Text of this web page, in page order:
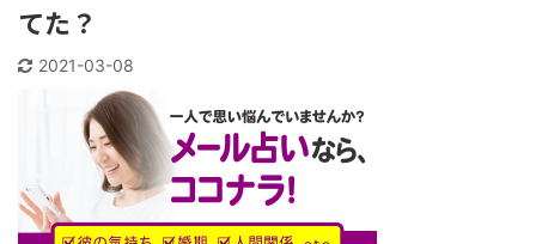
てた？
2021-03-08